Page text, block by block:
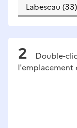
Double-
l'emplacement